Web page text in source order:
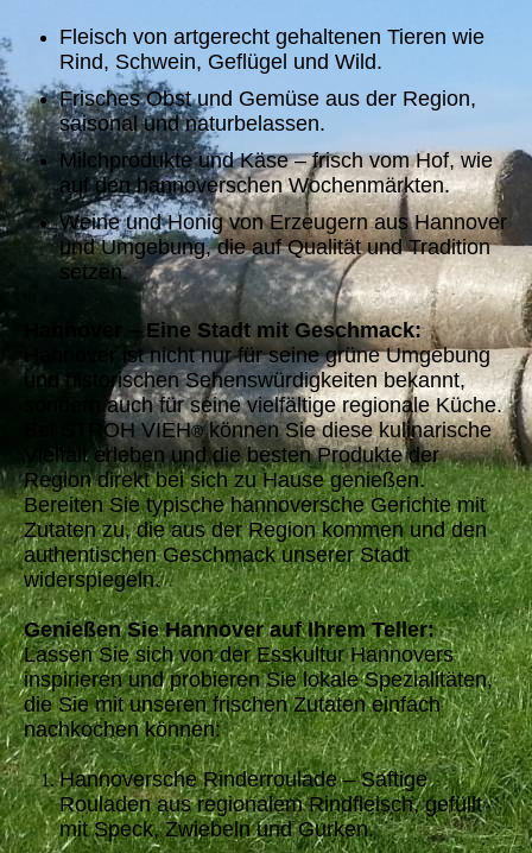
Fleisch von artgerecht gehaltenen Tieren wie
Rind, Schwein, Geflügel und Wild.
Frisches Obst und Gemüse aus der Region,
saisonal und naturbelassen.
Milchprodukte und Käse – frisch vom Hof, wie
auf den hannoverschen Wochenmärkten.
Weine und Honig von Erzeugern aus Hannover
und Umgebung, die auf Qualität und Tradition
setzen.
Hannover – Eine Stadt mit Geschmack:
Hannover ist nicht nur für seine grüne Umgebung
und historischen Sehenswürdigkeiten bekannt,
sondern auch für seine vielfältige regionale Küche.
Bei STROH VIEH®können Sie diese kulinarische
Vielfalt erleben und die besten Produkte der
Region direkt bei sich zu Hause genießen.
Bereiten Sie typische hannoversche Gerichte mit
Zutaten zu, die aus der Region kommen und den
authentischen Geschmack unserer Stadt
widerspiegeln.
Genießen Sie Hannover auf Ihrem Teller:
Lassen Sie sich von der Esskultur Hannovers
inspirieren und probieren Sie lokale Spezialitäten,
die Sie mit unseren frischen Zutaten einfach
nachkochen können:
Hannoversche Rinderroulade – Saftige
Rouladen aus regionalem Rindfleisch, gefüllt
mit Speck, Zwiebeln und Gurken.